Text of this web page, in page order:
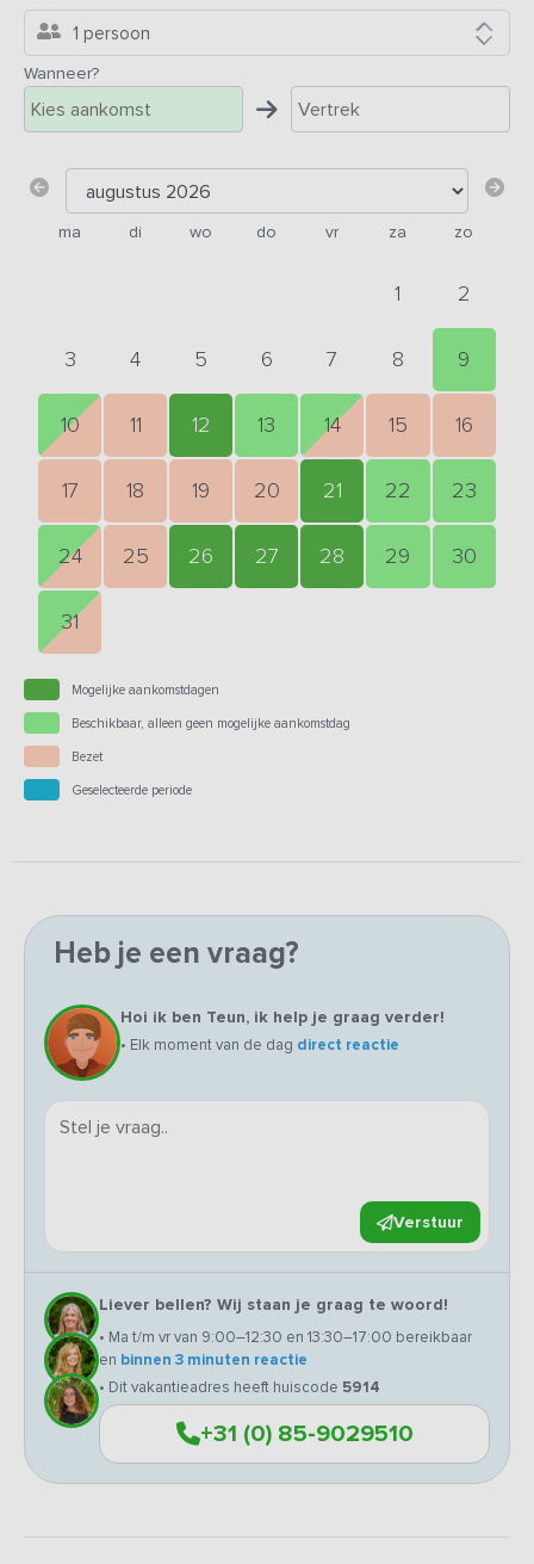
1 persoon
Wanneer?
ma di wo do vr za zo
1 2
3 4 5 6 7 8 9
10 11 12 13 14 15 16
17 18 19 20 21 22 23
24 25 26 27 28 29 30
31
Mogelijke aankomstdagen
Beschikbaar, alleen geen mogelijke aankomstdag
Bezet
Geselecteerde periode
Heb je een vraag?
Hoi ik ben Teun, ik help je graag verder!
• Elk moment van de dag direct reactie
Verstuur
Liever bellen? Wij staan je graag te woord!
• Ma t/m vr van 9:00–12:30 en 13:30–17:00 bereikbaar
en binnen 3 minuten reactie
• Dit vakantieadres heeft huiscode 5914
+31 (0) 85-9029510